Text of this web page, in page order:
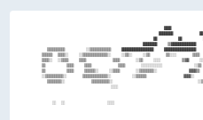
████
████████
██        ██
████████    ▒▒██████████████
▒▒▒▒▒▒▒▒▒▒        ░░▒▒▒▒▒▒▒▒▒▒▒▒    ██████████████████    ██████████████████
▒▒▒▒▒▒  ▒▒▒▒░░    ░░▒▒▒▒▒▒▒▒▒▒▒▒▒▒░░    ░░▒▒░░    ░░▒▒      ▒▒░░░░
▒▒▒▒░░  ░░▒▒▒▒    ▒▒▒▒          ▒▒▒▒      ░░▒▒    ░░░░        ▒▒▓▓
▒▒        ▒▒▒▒    ▒▒▒▒          ▒▒▒▒      ░░░░░░░░░░░░            ░░▒▒
▒▒        ▒▒▒▒    ▒▒▒▒▒▒░░    ░░▒▒▒▒      ░░▒▒▒▒▒▒▒▒░░
░░▒▒▒▒▒▒▒▒▒▒░░      ▒▒▒▒▒▒▒▒▒▒▒▒▒▒░░        ░░▒▒▒▒▒▒
▒▒▒▒▒▒▒▒░░          ▒▒▒▒▒▒▒▒▒▒░░